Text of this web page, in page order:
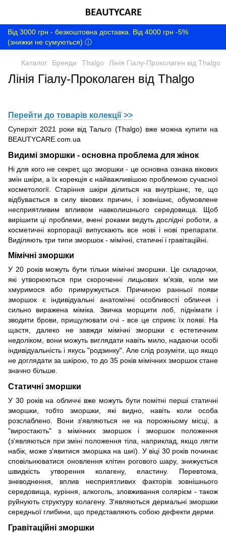
Від 3000 грн - безкоштовна доставка. Від 4000 грн -5%
(знижки не сумуються) ⓘ
Каталог Бренди Thalgo Лінія Гіалу-Проколаген від Thalgo
Лінія Гіалу-Проколаген від Thalgo
Перейти до товарів колекції >>
Суперхіт 2021 роки від Тальго (Thalgo) вже можна купити на
BEAUTYCARE.com.ua
Видимі зморшки - основна проблема для жінок
Ні для кого не секрет, що зморшки - це основна ознака вікових
змін шкіри, а їх корекція є найважливішою проблемою сучасної
косметології. Старіння шкіри ділиться на внутрішнє, те, що
відбувається в силу вікових причин, і зовнішнє, обумовлене
несприятливим впливом навколишнього середовища. Щоб
вирішити ці проблеми, вчені роками ведуть дослідні роботи, а
косметичні корпорації випускають все нові і нові препарати.
Виділяють три типи зморшок - мімічні, статичні і гравітаційні.
Мімічні зморшки
У 20 років можуть бути тільки мімічні зморшки. Це складочки,
які утворюються при скороченні лицьових м'язів, коли ми
хмуримося або примружується. Причиною ранньої появи
зморшок є індивідуальні анатомічні особливості обличчя і
сильно виражена міміка. Звичка морщити лоб, піднімати і
зводити брови, прищулювати очі - все це сприяє їх появі. На
щастя, далеко не завжди мімічні зморшки є естетичним
недоліком, вони можуть виглядати навіть мило, надаючи особі
індивідуальність і якусь "родзинку". Але слід розуміти, що якщо
не доглядати за шкірою, то до 35 років мімічних зморшок стане
значно більше.
Статичні зморшки
У 30 років на обличчі вже можуть бути помітні перші статичні
зморшки, тобто зморшки, які видно, навіть коли особа
розслаблено. Вони з'являються не на порожньому місці, а
"виростають" з мімічних зморшок і зморшок положення
(з'являються при зміні положення тіла, наприклад, якщо лягти
набік, може з'явитися зморшка на шиї). У віці 30 років починає
сповільнюватися оновлення клітин рогового шару, знижується
швидкість утворення колагену, еластину. Перевтома,
зневоднення, вплив несприятливих факторів зовнішнього
середовища, куріння, алкоголь, зловживання солярієм - також
руйнують структуру колагену. З'являються дермальні зморшки
середньої глибини, що представляють собою дефекти дерми.
Гравітаційні зморшки